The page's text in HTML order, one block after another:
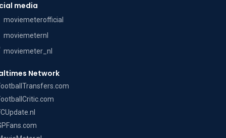
media
moviemeterofficial
moviemeternl
moviemeter_nl
Network